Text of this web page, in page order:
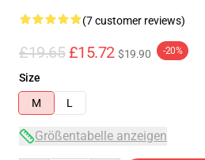
(7 customer reviews)
£19.65 £15.72 $19.90 -20%
Size
M
L
Größentabelle anzeigen